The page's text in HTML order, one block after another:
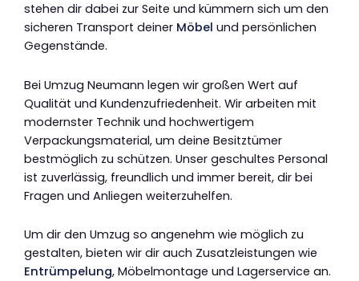
stehen dir dabei zur Seite und kümmern sich um den
sicheren Transport deiner Möbel und persönlichen
Gegenstände.
Bei Umzug Neumann legen wir großen Wert auf
Qualität und Kundenzufriedenheit. Wir arbeiten mit
modernster Technik und hochwertigem
Verpackungsmaterial, um deine Besitztümer
bestmöglich zu schützen. Unser geschultes Personal
ist zuverlässig, freundlich und immer bereit, dir bei
Fragen und Anliegen weiterzuhelfen.
Um dir den Umzug so angenehm wie möglich zu
gestalten, bieten wir dir auch Zusatzleistungen wie
Entrümpelung, Möbelmontage und Lagerservice an.